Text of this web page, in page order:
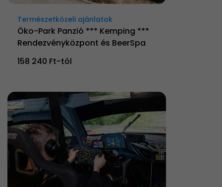
Természetközeli ajánlatok
Öko-Park Panzió *** Kemping ***
Rendezvényközpont és BeerSpa
158 240 Ft-tól